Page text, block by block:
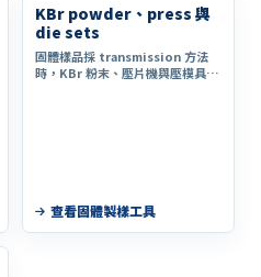
KBr powder、press 與
die sets
固體樣品採 transmission 方法
時，KBr 粉末、壓片機與壓模具主
查看固體製樣工具